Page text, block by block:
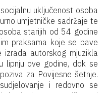
uključenost osoba
umjetničke sadržaje te
starijih od 54 godine
praksama koje se bave
autorskog mjuzikla
lipnju ove godine, dok se
za Povijesne šetnje.
i redovno se